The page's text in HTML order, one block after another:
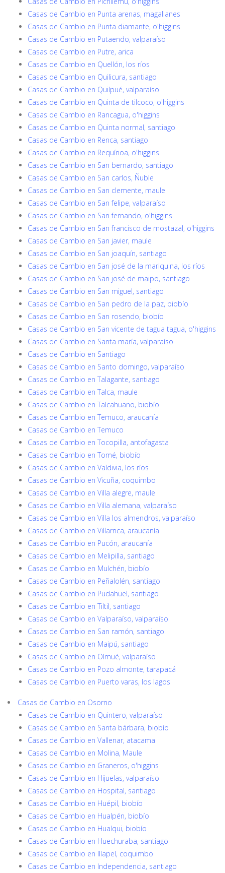
Casas de Cambio en Punta arenas, magallanes
Casas de Cambio en Punta diamante, o'higgins
Casas de Cambio en Putaendo, valparaíso
Casas de Cambio en Putre, arica
Casas de Cambio en Quellón, los ríos
Casas de Cambio en Quilicura, santiago
Casas de Cambio en Quilpué, valparaíso
Casas de Cambio en Quinta de tilcoco, o'higgins
Casas de Cambio en Rancagua, o'higgins
Casas de Cambio en Quinta normal, santiago
Casas de Cambio en Renca, santiago
Casas de Cambio en Requínoa, o'higgins
Casas de Cambio en San bernardo, santiago
Casas de Cambio en San carlos, Ñuble
Casas de Cambio en San clemente, maule
Casas de Cambio en San felipe, valparaíso
Casas de Cambio en San fernando, o'higgins
Casas de Cambio en San francisco de mostazal, o'higgins
Casas de Cambio en San javier, maule
Casas de Cambio en San joaquín, santiago
Casas de Cambio en San josé de la mariquina, los ríos
Casas de Cambio en San josé de maipo, santiago
Casas de Cambio en San miguel, santiago
Casas de Cambio en San pedro de la paz, biobío
Casas de Cambio en San rosendo, biobío
Casas de Cambio en San vicente de tagua tagua, o'higgins
Casas de Cambio en Santa maría, valparaíso
Casas de Cambio en Santiago
Casas de Cambio en Santo domingo, valparaíso
Casas de Cambio en Talagante, santiago
Casas de Cambio en Talca, maule
Casas de Cambio en Talcahuano, biobío
Casas de Cambio en Temuco, araucanía
Casas de Cambio en Temuco
Casas de Cambio en Tocopilla, antofagasta
Casas de Cambio en Tomé, biobío
Casas de Cambio en Valdivia, los ríos
Casas de Cambio en Vicuña, coquimbo
Casas de Cambio en Villa alegre, maule
Casas de Cambio en Villa alemana, valparaíso
Casas de Cambio en Villa los almendros, valparaíso
Casas de Cambio en Villarrica, araucanía
Casas de Cambio en Pucón, araucanía
Casas de Cambio en Melipilla, santiago
Casas de Cambio en Mulchén, biobío
Casas de Cambio en Peñalolén, santiago
Casas de Cambio en Pudahuel, santiago
Casas de Cambio en Tiltil, santiago
Casas de Cambio en Valparaíso, valparaíso
Casas de Cambio en San ramón, santiago
Casas de Cambio en Maipú, santiago
Casas de Cambio en Olmué, valparaíso
Casas de Cambio en Pozo almonte, tarapacá
Casas de Cambio en Puerto varas, los lagos
Casas de Cambio en Osorno
Casas de Cambio en Quintero, valparaíso
Casas de Cambio en Santa bárbara, biobío
Casas de Cambio en Vallenar, atacama
Casas de Cambio en Molina, Maule
Casas de Cambio en Graneros, o'higgins
Casas de Cambio en Hijuelas, valparaíso
Casas de Cambio en Hospital, santiago
Casas de Cambio en Huépil, biobío
Casas de Cambio en Hualpén, biobío
Casas de Cambio en Hualqui, biobío
Casas de Cambio en Huechuraba, santiago
Casas de Cambio en Illapel, coquimbo
Casas de Cambio en Independencia, santiago